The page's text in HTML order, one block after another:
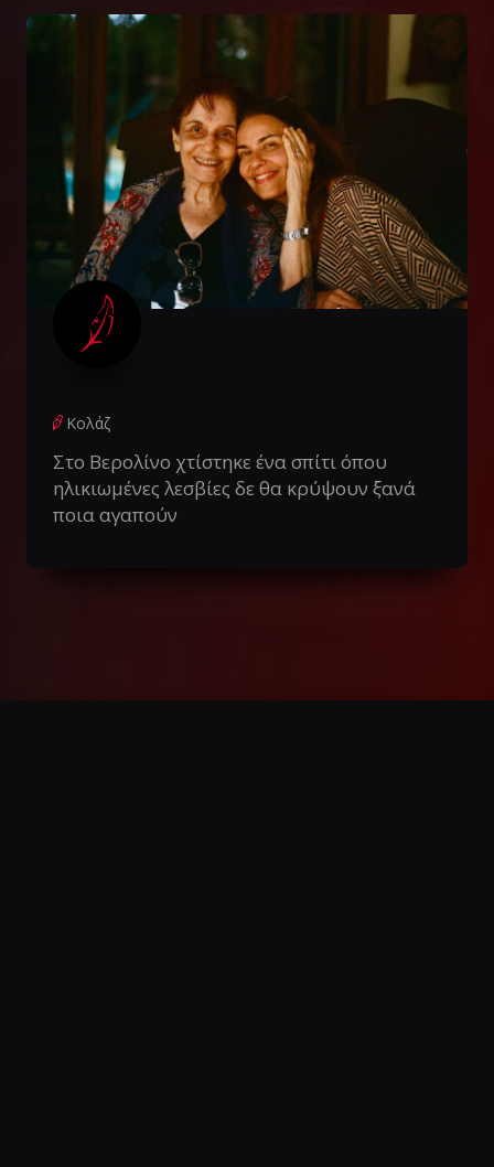
Κολάζ
Στο Βερολίνο χτίστηκε ένα σπίτι όπου
ηλικιωμένες λεσβίες δε θα κρύψουν ξανά
ποια αγαπούν